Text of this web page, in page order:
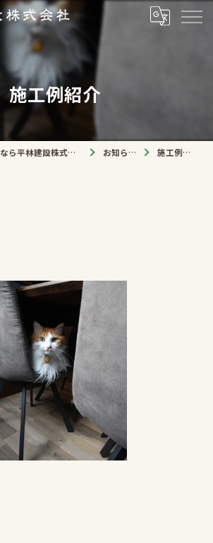
施工例紹介
大多喜町の工務店なら平林建設株式会社 お知らせ 施工例紹介